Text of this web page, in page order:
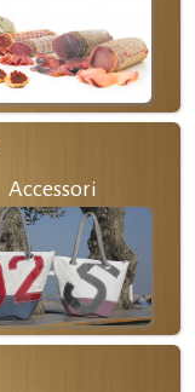
Accessori